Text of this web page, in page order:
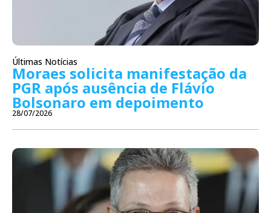
Últimas Notícias
Moraes solicita manifestação da
PGR após ausência de Flávio
Bolsonaro em depoimento
28/07/2026